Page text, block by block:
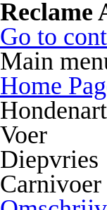
Reclame
Go to
Main
Home
Voer
Diepvries
Carnivoer